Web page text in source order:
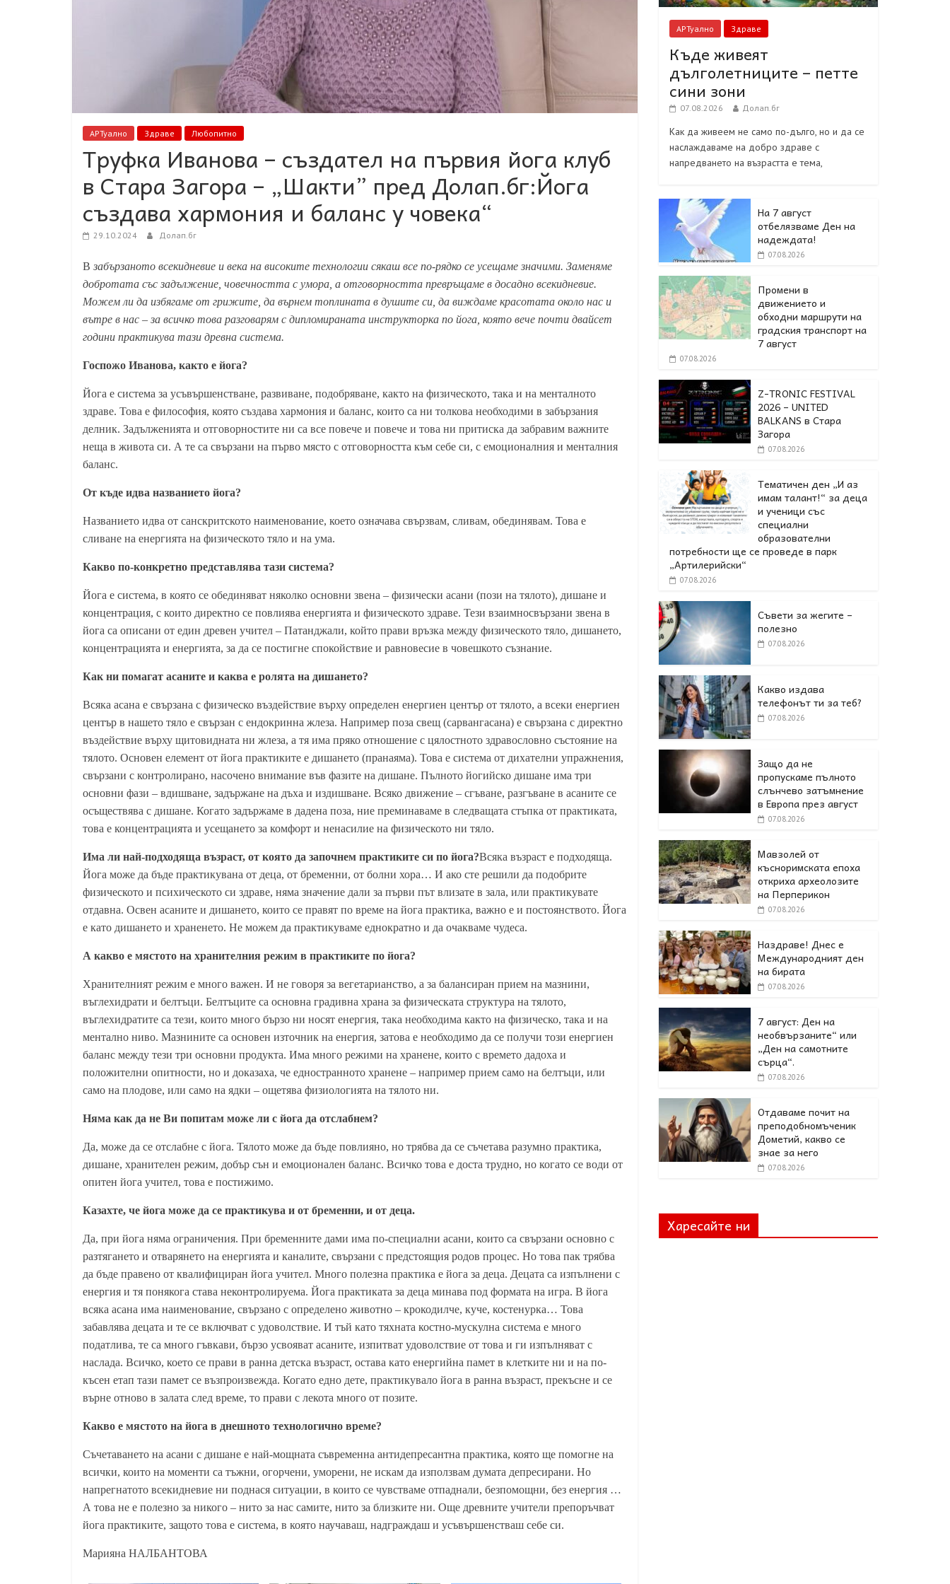
АРТуално Здраве Любопитно
Труфка Иванова – създател на първия йога клуб
в Стара Загора – „Шакти” пред Долап.бг:Йога
създава хармония и баланс у човека“
29.10.2024 Долап.бг
В забързаното всекидневие и века на високите технологии сякаш все по-рядко се усещаме значими. Заменяме
добротата със задължение, човечността с умора, а отговорността превръщаме в досадно всекидневие.
Можем ли да избягаме от грижите, да върнем топлината в душите си, да виждаме красотата около нас и
вътре в нас – за всичко това разговарям с дипломираната инструкторка по йога, която вече почти двайсет
години практикува тази древна система.
Госпожо Иванова, както е йога?
Йога е система за усъвършенстване, развиване, подобряване, както на физическото, така и на менталното
здраве. Това е философия, която създава хармония и баланс, които са ни толкова необходими в забързания
делник. Задълженията и отговорностите ни са все повече и повече и това ни притиска да забравим важните
неща в живота си. А те са свързани на първо място с отговорността към себе си, с емоционалния и менталния
баланс.
От къде идва названието йога?
Названието идва от санскритското наименование, което означава свързвам, сливам, обединявам. Това е
сливане на енергията на физическото тяло и на ума.
Какво по-конкретно представлява тази система?
Йога е система, в която се обединяват няколко основни звена – физически асани (пози на тялото), дишане и
концентрация, с които директно се повлиява енергията и физическото здраве. Тези взаимносвързани звена в
йога са описани от един древен учител – Патанджали, който прави връзка между физическото тяло, дишането,
концентрацията и енергията, за да се постигне спокойствие и равновесие в човешкото съзнание.
Как ни помагат асаните и каква е ролята на дишането?
Всяка асана е свързана с физическо въздействие върху определен енергиен център от тялото, а всеки енергиен
център в нашето тяло е свързан с ендокринна жлеза. Например поза свещ (сарвангасана) е свързана с директно
въздействие върху щитовидната ни жлеза, а тя има пряко отношение с цялостното здравословно състояние на
тялото. Основен елемент от йога практиките е дишането (пранаяма). Това е система от дихателни упражнения,
свързани с контролирано, насочено внимание във фазите на дишане. Пълното йогийско дишане има три
основни фази – вдишване, задържане на дъха и издишване. Всяко движение – сгъване, разгъване в асаните се
осъществява с дишане. Когато задържаме в дадена поза, ние преминаваме в следващата стъпка от практиката,
това е концентрацията и усещането за комфорт и ненасилие на физическото ни тяло.
Има ли най-подходяща възраст, от която да започнем практиките си по йога?Всяка възраст е подходяща.
Йога може да бъде практикувана от деца, от бременни, от болни хора… И ако сте решили да подобрите
физическото и психическото си здраве, няма значение дали за първи път влизате в зала, или практикувате
отдавна. Освен асаните и дишането, които се правят по време на йога практика, важно е и постоянството. Йога
е като дишането и храненето. Не можем да практикуваме еднократно и да очакваме чудеса.
А какво е мястото на хранителния режим в практиките по йога?
Хранителният режим е много важен. И не говоря за вегетарианство, а за балансиран прием на мазнини,
въглехидрати и белтъци. Белтъците са основна градивна храна за физическата структура на тялото,
въглехидратите са тези, които много бързо ни носят енергия, така необходима както на физическо, така и на
ментално ниво. Мазнините са основен източник на енергия, затова е необходимо да се получи този енергиен
баланс между тези три основни продукта. Има много режими на хранене, които с времето дадоха и
положителни опитности, но и доказаха, че едностранното хранене – например прием само на белтъци, или
само на плодове, или само на ядки – ощетява физиологията на тялото ни.
Няма как да не Ви попитам може ли с йога да отслабнем?
Да, може да се отслабне с йога. Тялото може да бъде повлияно, но трябва да се съчетава разумно практика,
дишане, хранителен режим, добър сън и емоционален баланс. Всичко това е доста трудно, но когато се води от
опитен йога учител, това е постижимо.
Казахте, че йога може да се практикува и от бременни, и от деца.
Да, при йога няма ограничения. При бременните дами има по-специални асани, които са свързани основно с
разтягането и отварянето на енергията и каналите, свързани с предстоящия родов процес. Но това пак трябва
да бъде правено от квалифициран йога учител. Много полезна практика е йога за деца. Децата са изпълнени с
енергия и тя понякога става неконтролируема. Йога практиката за деца минава под формата на игра. В йога
всяка асана има наименование, свързано с определено животно – крокодилче, куче, костенурка… Това
забавлява децата и те се включват с удоволствие. И тъй като тяхната костно-мускулна система е много
податлива, те са много гъвкави, бързо усвояват асаните, изпитват удоволствие от това и ги изпълняват с
наслада. Всичко, което се прави в ранна детска възраст, остава като енергийна памет в клетките ни и на по-
късен етап тази памет се възпроизвежда. Когато едно дете, практикувало йога в ранна възраст, прекъсне и се
върне отново в залата след време, то прави с лекота много от позите.
Какво е мястото на йога в днешното технологично време?
Съчетаването на асани с дишане е най-мощната съвременна антидепресантна практика, която ще помогне на
всички, които на моменти са тъжни, огорчени, уморени, не искам да използвам думата депресирани. Но
напрегнатото всекидневие ни поднася ситуации, в които се чувстваме отпаднали, безпомощни, без енергия …
А това не е полезно за никого – нито за нас самите, нито за близките ни. Още древните учители препоръчват
йога практиките, защото това е система, в която научаваш, надграждаш и усъвършенстваш себе си.
Марияна НАЛБАНТОВА
АРТуално Здраве
Къде живеят
дълголетниците – петте
сини зони
07.08.2026 Долап.бг
Как да живеем не само по-дълго, но и да се
наслаждаваме на добро здраве с
напредването на възрастта е тема,
На 7 август
отбелязваме Ден на
надеждата!
07.08.2026
Промени в
движението и
обходни маршрути на
градския транспорт на
7 август
07.08.2026
Z-TRONIC FESTIVAL
2026 – UNITED
BALKANS в Стара
Загора
07.08.2026
Тематичен ден „И аз
имам талант!“ за деца
и ученици със
специални
образователни
потребности ще се проведе в парк
„Артилерийски“
07.08.2026
Съвети за жегите –
полезно
07.08.2026
Какво издава
телефонът ти за теб?
07.08.2026
Защо да не
пропускаме пълното
слънчево затъмнение
в Европа през август
07.08.2026
Мавзолей от
късноримската епоха
откриха археолозите
на Перперикон
07.08.2026
Наздраве! Днес е
Международният ден
на бирата
07.08.2026
7 август: Ден на
необвързаните“ или
„Ден на самотните
сърца“.
07.08.2026
Отдаваме почит на
преподобномъченик
Дометий, какво се
знае за него
07.08.2026
Харесайте ни